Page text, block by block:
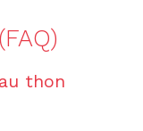
thon